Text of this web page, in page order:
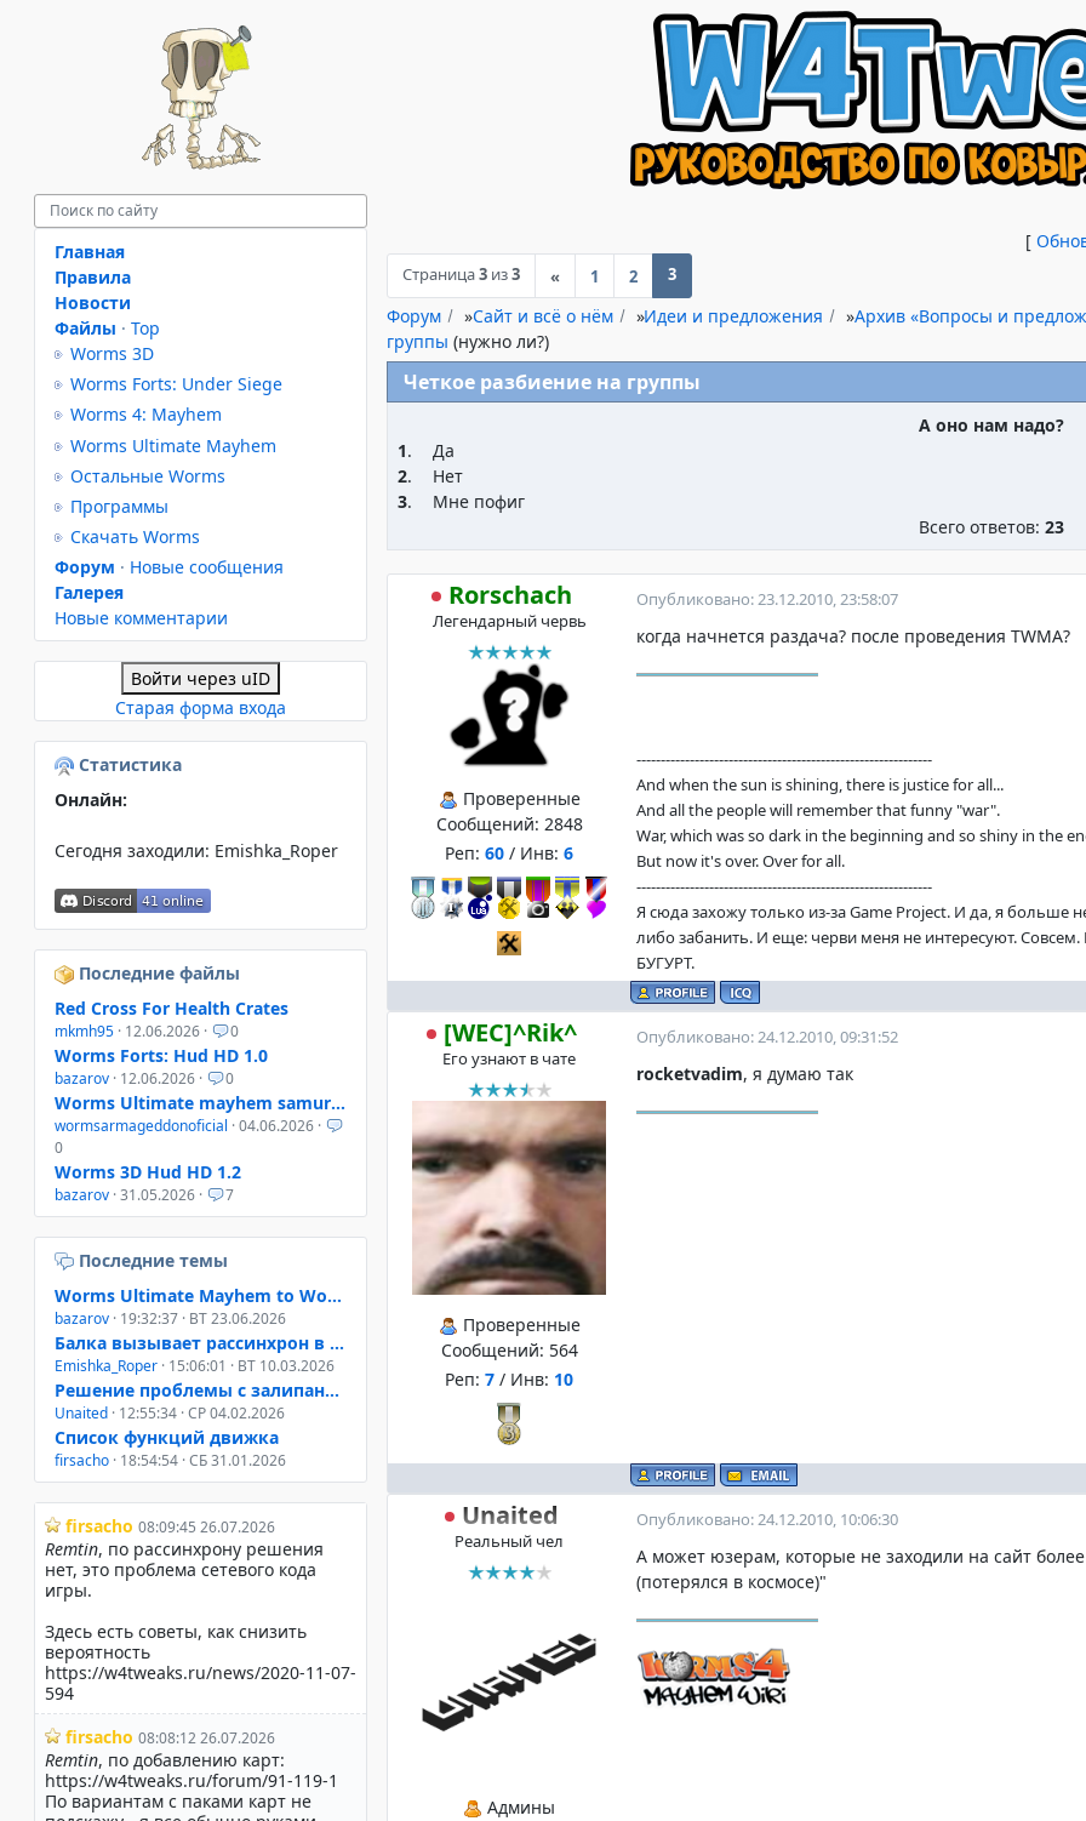
[
Страница3 из3 « 1 2 3
Форум »Сайт и всё о нём »Идеи и предложения »Архив «Вопросы и
группы (нужно ли?)
Четкое разбиение на группы
А оно нам надо?
1.
Да
2.
Нет
3.
Мне пофиг
Всего ответов: 23
Rorschach
Легендарный червь
Проверенные
Сообщений: 2848
Реп: 60 / Инв: 6
Опубликовано: 23.12.2010, 23:58:07
когда начнется раздача? после проведения TWMA?
-------------------------------------------------------------
And when the sun is shining, there is justice for all...
And all the people will remember that funny "war".
War, which was so dark in the beginning and so shiny in the
But now it's over. Over for all.
-------------------------------------------------------------
Я сюда захожу только из-за Game Project. И да, я больше
либо забанить. И еще: черви меня не интересуют.
БУГУРТ.
[WEC]^Rik^
Его узнают в чате
Проверенные
Сообщений: 564
Реп: 7 / Инв: 10
Опубликовано: 24.12.2010, 09:31:52
rocketvadim, я думаю так
Unaited
Реальный чел
Админы
Опубликовано: 24.12.2010, 10:06:30
А может юзерам, которые не заходили на сайт
(потерялся в космосе)"
Главная
Правила
Новости
Файлы · Top
Worms 3D
Worms Forts: Under Siege
Worms 4: Mayhem
Worms Ultimate Mayhem
Остальные Worms
Программы
Скачать Worms
Форум · Новые сообщения
Галерея
Новые комментарии
Войти через uID
Старая форма входа
Статистика
Онлайн:
Сегодня заходили: Emishka_Roper
Последние файлы
Red Cross For Health Crates
mkmh95 · 12.06.2026 · 0
Worms Forts: Hud HD 1.0
bazarov · 12.06.2026 · 0
Worms Ultimate mayhem samurai helmet
wormsarmageddonoficial · 04.06.2026 ·
0
Worms 3D Hud HD 1.2
bazarov · 31.05.2026 · 7
Последние темы
Worms Ultimate Mayhem to Worms 4 Mayhem
bazarov · 19:32:37 · ВТ 23.06.2026
Балка вызывает рассинхрон в онлайне W3D, W4M, WUM
Emishka_Roper · 15:06:01 · ВТ 10.03.2026
Решение проблемы с залипанием клавиш при свернутом окне
Unaited · 12:55:34 · СР 04.02.2026
Список функций движка
firsacho · 18:54:54 · СБ 31.01.2026